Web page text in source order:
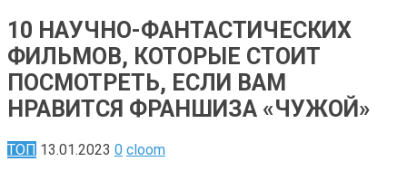
10 НАУЧНО-ФАНТАСТИЧЕСКИХ
ФИЛЬМОВ, КОТОРЫЕ СТОИТ
ПОСМОТРЕТЬ, ЕСЛИ ВАМ
НРАВИТСЯ ФРАНШИЗА «ЧУЖОЙ»
ТОП 13.01.2023 0 cloom